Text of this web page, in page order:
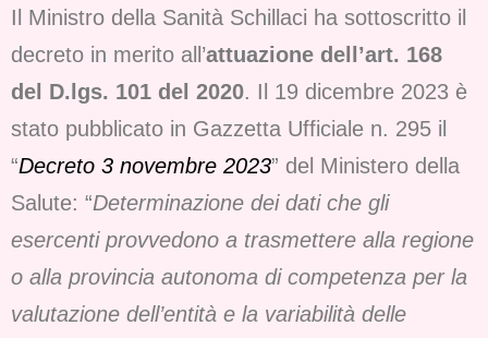
Il Ministro della Sanità Schillaci ha sottoscritto il
decreto in merito all’attuazione dell’art. 168
del D.lgs. 101 del 2020. Il 19 dicembre 2023 è
stato pubblicato in Gazzetta Ufficiale n. 295 il
“Decreto 3 novembre 2023” del Ministero della
Salute: “Determinazione dei dati che gli
esercenti provvedono a trasmettere alla regione
o alla provincia autonoma di competenza per la
valutazione dell’entità e la variabilità delle